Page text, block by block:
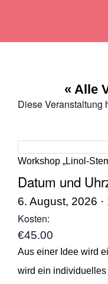
« Alle
Diese Veranstaltung
Workshop „Linol-
Datum und
6. August, 2026 ·
Kosten:
€45.00
Aus einer Idee wird
wird ein